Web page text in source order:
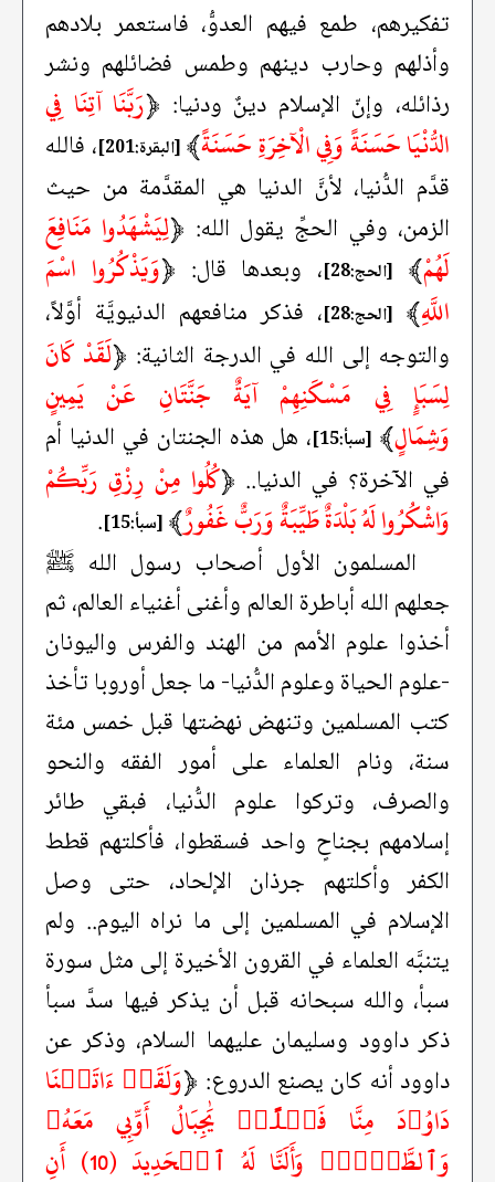
تفكيرهم، طمع فيهم العدوُّ، فاستعمر بلادهم
وأذلهم وحارب دينهم وطمس فضائلهم ونشر
رذائله، وإنّ الإسلام دينٌ ودنيا: ﴿رَبَّنَا آتِنَا فِي
الدُّنْيَا حَسَنَةً وَفِي الْآخِرَةِ حَسَنَةً﴾ [البقرة:201]
، فالله
قدَّم الدُّنيا، لأنَّ الدنيا هي المقدَّمة من حيث
الزمن، وفي الحجِّ يقول الله: ﴿لِيَشْهَدُوا مَنَافِعَ
لَهُمْ﴾ [الحج:28] ، وبعدها قال: ﴿وَيَذْكُرُوا اسْمَ
اللَّهِ﴾ [الحج:28]
، فذكر منافعهم الدنيويَّة أوَّلاً،
والتوجه إلى الله في الدرجة الثانية: ﴿لَقَدْ كَانَ
لِسَبَإٍ فِي مَسْكَنِهِمْ آيَةٌ جَنَّتَانِ عَنْ يَمِينٍ
وَشِمَالٍ﴾ [سبأ:15]
، هل هذه الجنتان في الدنيا أم
في الآخرة؟ في الدنيا.. ﴿كُلُوا مِنْ رِزْقِ رَبِّكُمْ
وَاشْكُرُوا لَهُ بَلْدَةٌ طَيِّبَةٌ وَرَبٌّ غَفُورٌ﴾ [سبأ:15]
.
المسلمون الأول أصحاب رسول الله ﷺ
جعلهم الله أباطرة العالم وأغنى أغنياء العالم، ثم
أخذوا علوم الأمم من الهند والفرس واليونان
-علوم الحياة وعلوم الدُّنيا- ما جعل أوروبا تأخذ
كتب المسلمين وتنهض نهضتها قبل خمس مئة
سنة، ونام العلماء على أمور الفقه والنحو
والصرف، وتركوا علوم الدُّنيا، فبقي طائر
إسلامهم بجناحٍ واحد فسقطوا، فأكلتهم قطط
الكفر وأكلتهم جرذان الإلحاد، حتى وصل
الإسلام في المسلمين إلى ما نراه اليوم.. ولم
يتنبَّه العلماء في القرون الأخيرة إلى مثل سورة
سبأ، والله سبحانه قبل أن يذكر فيها سدَّ سبأ
ذكر داوود وسليمان عليهما السلام، وذكر عن
داوود أنه كان يصنع الدروع: ﴿وَلَقَدۡ ءَاتَيۡنَا
دَاوُۥدَ مِنَّا فَضۡلًاۖ يَٰجِبَالُ أَوِّبِي مَعَهُۥ
وَٱلطَّيۡرَۖ وَأَلَنَّا لَهُ ٱلۡحَدِيدَ (10) أَنِ